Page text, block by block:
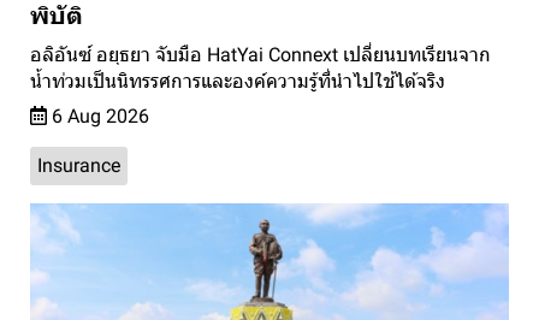
พิบัติ
อลิอันซ์ อยุธยา จับมือ HatYai Connext เปลี่ยนบทเรียนจาก
น้ำท่วมเป็นนิทรรศการและองค์ความรู้ที่นำไปใช้ได้จริง
6 Aug 2026
Insurance